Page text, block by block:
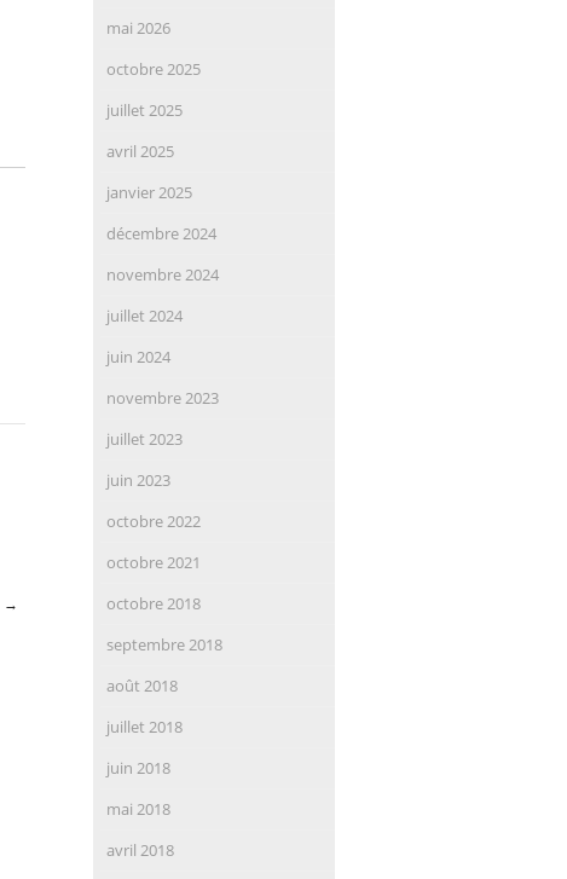
→
mai 2026
octobre 2025
juillet 2025
avril 2025
janvier 2025
décembre 2024
novembre 2024
juillet 2024
juin 2024
novembre 2023
juillet 2023
juin 2023
octobre 2022
octobre 2021
octobre 2018
septembre 2018
août 2018
juillet 2018
juin 2018
mai 2018
avril 2018